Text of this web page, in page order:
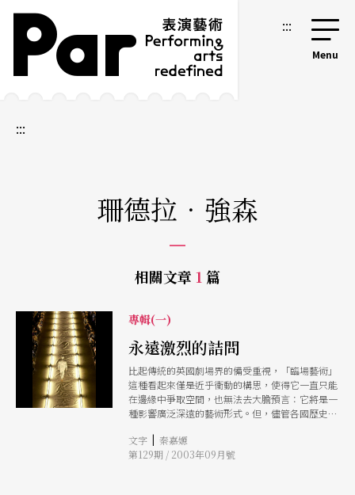
跳到主要內容區塊
網站導覽 :::
:::
珊德拉．強森
相關文章 1 篇
專輯(一)
永遠激烈的詰問
比起傳統的英國劇場界的備受重視，「臨場藝術」
這種看起來僅是近乎衝動的構思，使得它一直只能
在邊緣中爭取空間，也無法去大膽預言：它將是一
種影響廣泛深遠的藝術形式。但，儘管各國歷史不
眾、永遠創新、永遠難以定義、永遠以激烈的態度
在問：「這是藝術嗎？」，然後緩緩使這個世界更
文字 | 秦嘉嫄
第129期 / 2003年09月號